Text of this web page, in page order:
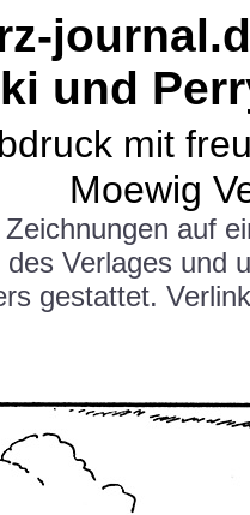
und
mit
Moewig
auf
Verlages und
gestattet.